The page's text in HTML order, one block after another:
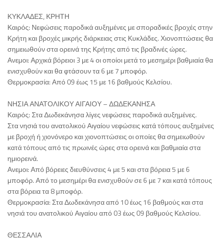
ΚΥΚΛΑΔΕΣ, ΚΡΗΤΗ
Καιρός: Νεφώσεις παροδικά αυξημένες με σποραδικές βροχές στην
Κρήτη και βροχές μικρής διάρκειας στις Κυκλάδες. Χιονοπτώσεις θα
σημειωθούν στα ορεινά της Κρήτης από τις βραδινές ώρες.
Ανεμοι: Αρχικά βόρειοι 3 με 4 οι οποίοι μετά το μεσημέρι βαθμιαία θα
ενισχυθούν και θα φτάσουν τα 6 με 7 μποφόρ.
Θερμοκρασία: Από 09 έως 15 με 16 βαθμούς Κελσίου.
ΝΗΣΙΑ ΑΝΑΤΟΛΙΚΟΥ ΑΙΓΑΙΟΥ – ΔΩΔΕΚΑΝΗΣΑ
Καιρός: Στα Δωδεκάνησα λίγες νεφώσεις παροδικά αυξημένες.
Στα νησιά του ανατολικού Αιγαίου νεφώσεις κατά τόπους αυξημένες
με βροχή ή χιονόνερο και χιονοπτώσεις οι οποίες θα σημειωθούν
κατά τόπους από τις πρωινές ώρες στα ορεινά και βαθμιαία στα
ημιορεινά.
Ανεμοι: Από βόρειες διευθύνσεις 4 με 5 και στα βόρεια 5 με 6
μποφόρ. Από το μεσημέρι θα ενισχυθούν σε 6 με 7 και κατά τόπους
στα βόρεια τα 8 μποφόρ.
Θερμοκρασία: Στα Δωδεκάνησα από 10 έως 16 βαθμούς και στα
νησιά του ανατολικού Αιγαίου από 03 έως 09 βαθμούς Κελσίου.
ΘΕΣΣΑΛΙΑ